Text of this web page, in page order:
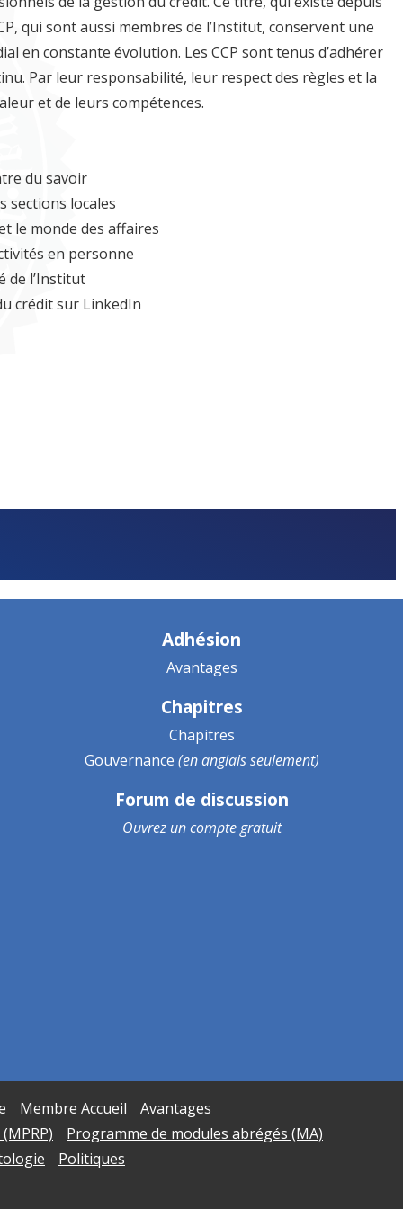
qui sont aussi membres de l’Institut, conservent une
en constante évolution. Les CCP sont tenus d’adhérer
Par leur responsabilité, leur respect des règles et la
et de leurs compétences.
du savoir
sections locales
le monde des affaires
en personne
de l’Institut
crédit sur LinkedIn
Adhésion
Avantages
Chapitres
Chapitres
Gouvernance (en anglais seulement)
Forum de discussion
Ouvrez uncompte gratuit
Membre Accueil
Avantages
Programme de modules abrégés (MA)
Politiques